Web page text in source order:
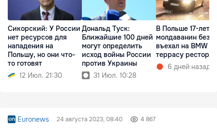
Сикорский: У России
нет ресурсов для
нападения на
Польшу, но они что-
то готовят
12 Июл. 21:30
Дональд Туск:
Ближайшие 100 дней
могут определить
исход войны России
против Украины
31 Июл. 10:28
В Польше 17-
молдаванин без
въехал на BMW в
террасу
6 дней назад
Euronews 24 августа 2023, 08:40 4 867